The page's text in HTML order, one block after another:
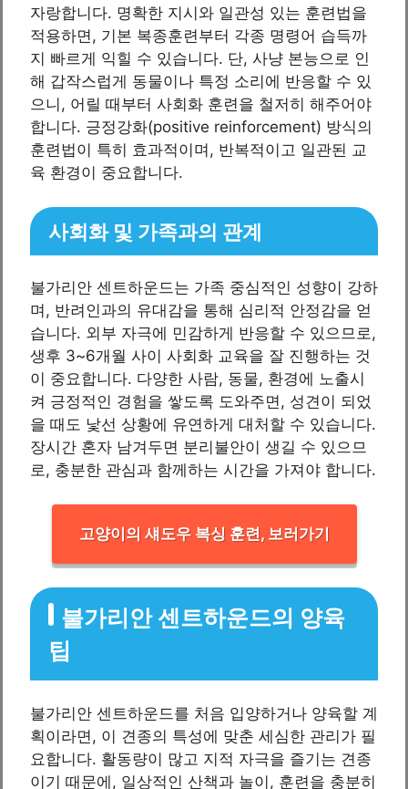
자랑합니다. 명확한 지시와 일관성 있는 훈련법을
적용하면, 기본 복종훈련부터 각종 명령어 습득까
지 빠르게 익힐 수 있습니다. 단, 사냥 본능으로 인
해 갑작스럽게 동물이나 특정 소리에 반응할 수 있
으니, 어릴 때부터 사회화 훈련을 철저히 해주어야
합니다. 긍정강화(positive reinforcement) 방식의
훈련법이 특히 효과적이며, 반복적이고 일관된 교
육 환경이 중요합니다.
사회화 및 가족과의 관계
불가리안 센트하운드는 가족 중심적인 성향이 강하
며, 반려인과의 유대감을 통해 심리적 안정감을 얻
습니다. 외부 자극에 민감하게 반응할 수 있으므로,
생후 3~6개월 사이 사회화 교육을 잘 진행하는 것
이 중요합니다. 다양한 사람, 동물, 환경에 노출시
켜 긍정적인 경험을 쌓도록 도와주면, 성견이 되었
을 때도 낯선 상황에 유연하게 대처할 수 있습니다.
장시간 혼자 남겨두면 분리불안이 생길 수 있으므
로, 충분한 관심과 함께하는 시간을 가져야 합니다.
고양이의 섀도우 복싱 훈련, 보러가기
불가리안 센트하운드의 양육
팁
불가리안 센트하운드를 처음 입양하거나 양육할 계
획이라면, 이 견종의 특성에 맞춘 세심한 관리가 필
요합니다. 활동량이 많고 지적 자극을 즐기는 견종
이기 때문에, 일상적인 산책과 놀이, 훈련을 충분히